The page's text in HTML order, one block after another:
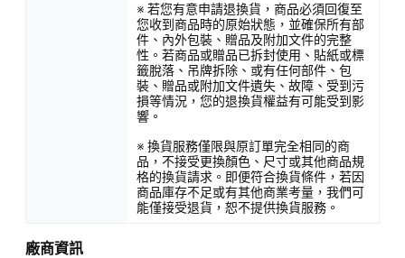
※ 若您有意申請退換貨，商品必須回復至
您收到商品時的原始狀態，並確保所有部
件、內外包裝、贈品及附加文件的完整
性。若商品或贈品已拆封使用、貼紙或標
籤脫落、吊牌拆除、或有任何部件、包
裝、贈品或附加文件遺失、故障、受到污
損等情況，您的退換貨權益有可能受到影
響。
※ 換貨服務僅限與原訂單完全相同的商
品，不接受更換顏色、尺寸或其他商品規
格的換貨請求。即便符合換貨條件，若因
商品庫存不足或有其他商業考量，我們可
能僅接受退貨，恕不提供換貨服務。
廠商資訊